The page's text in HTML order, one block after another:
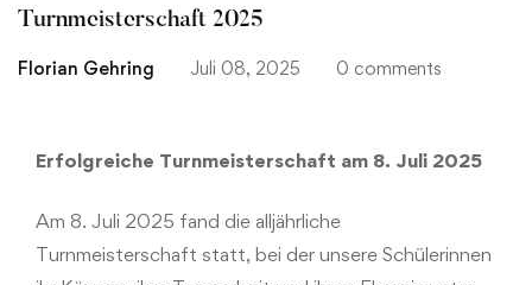
Turnmeisterschaft 2025
Florian Gehring Juli 08, 2025 0 comments
Erfolgreiche Turnmeisterschaft am 8. Juli 2025
Am 8. Juli 2025 fand die alljährliche
Turnmeisterschaft statt, bei der unsere Schülerinnen